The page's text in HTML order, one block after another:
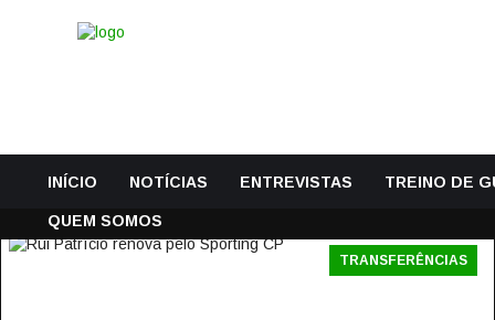
INÍCIO NOTÍCIAS ENTREVISTAS TREINO DE
QUEM SOMOS
TRANSFERÊNCIAS